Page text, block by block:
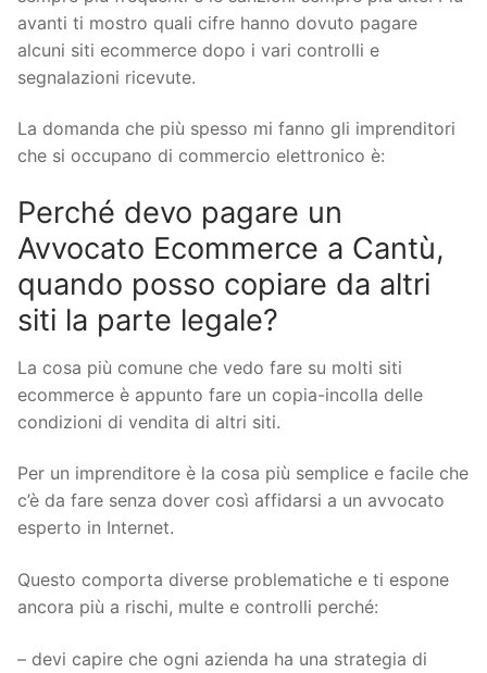
avanti ti mostro quali cifre hanno dovuto pagare
alcuni siti ecommerce dopo i vari controlli e
segnalazioni ricevute.
La domanda che più spesso mi fanno gli imprenditori
che si occupano di commercio elettronico è:
Perché devo pagare un
Avvocato Ecommerce a Cantù,
quando posso copiare da altri
siti la parte legale?
La cosa più comune che vedo fare su molti siti
ecommerce è appunto fare un copia-incolla delle
condizioni di vendita di altri siti.
Per un imprenditore è la cosa più semplice e facile che
c’è da fare senza dover così affidarsi a un avvocato
esperto in Internet.
Questo comporta diverse problematiche e ti espone
ancora più a rischi, multe e controlli perché:
– devi capire che ogni azienda ha una strategia di